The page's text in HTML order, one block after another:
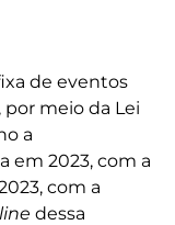
de eventos
por meio da Lei
a
em 2023, com a
com a
dessa